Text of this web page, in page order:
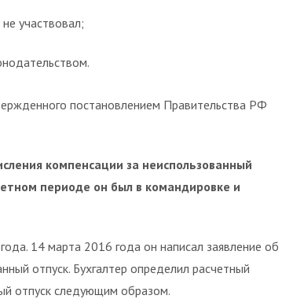
участвовал;
постановлением Правительства РФ
компенсации за неиспользованный
периоде он был в командировке и
14 марта 2016 года он написал заявление об
отпуск. Бухгалтер определил расчетный
отпуск следующим образом.